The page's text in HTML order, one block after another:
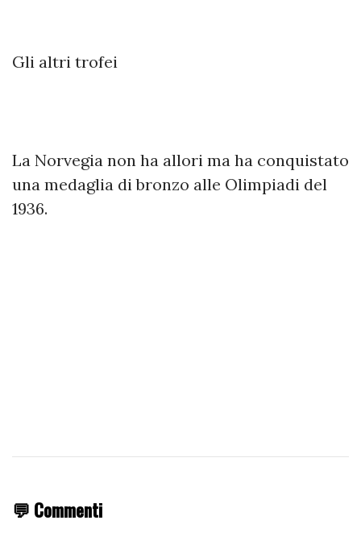
Gli altri trofei
La Norvegia non ha allori ma ha conquistato
una medaglia di bronzo alle Olimpiadi del
1936.
💬 Commenti